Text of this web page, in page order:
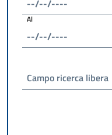
Al
Campo ricerca libera